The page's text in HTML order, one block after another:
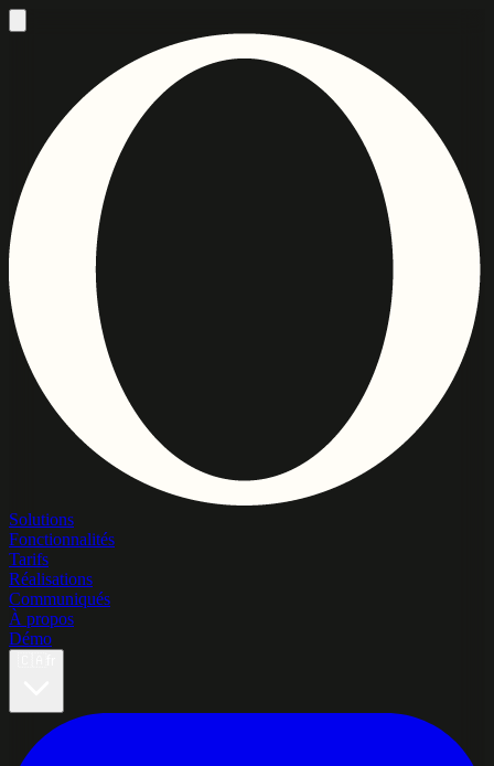
Solutions
Fonctionnalités
Tarifs
Réalisations
Communiqués
À propos
Démo